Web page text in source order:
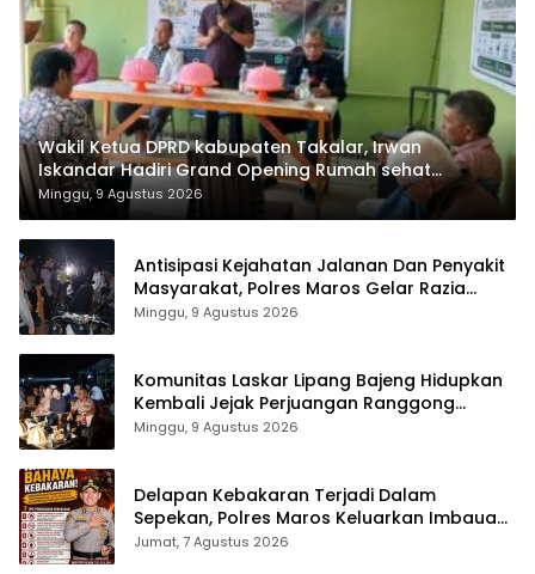
Wakil Ketua DPRD kabupaten Takalar, Irwan
Iskandar Hadiri Grand Opening Rumah sehat
Pertama di Takalar, Melayani Terapis Gratis untuk
Pasien Dhuafa dan umum.
Minggu, 9 Agustus 2026
Antisipasi Kejahatan Jalanan Dan Penyakit
Masyarakat, Polres Maros Gelar Razia
Operasi Cipta Kondusif
Minggu, 9 Agustus 2026
Komunitas Laskar Lipang Bajeng Hidupkan
Kembali Jejak Perjuangan Ranggong
Daeng Romo, Wabup Takalar: Apresiasi
Minggu, 9 Agustus 2026
Delapan Kebakaran Terjadi Dalam
Sepekan, Polres Maros Keluarkan Imbauan
kepada Masyarakat
Jumat, 7 Agustus 2026